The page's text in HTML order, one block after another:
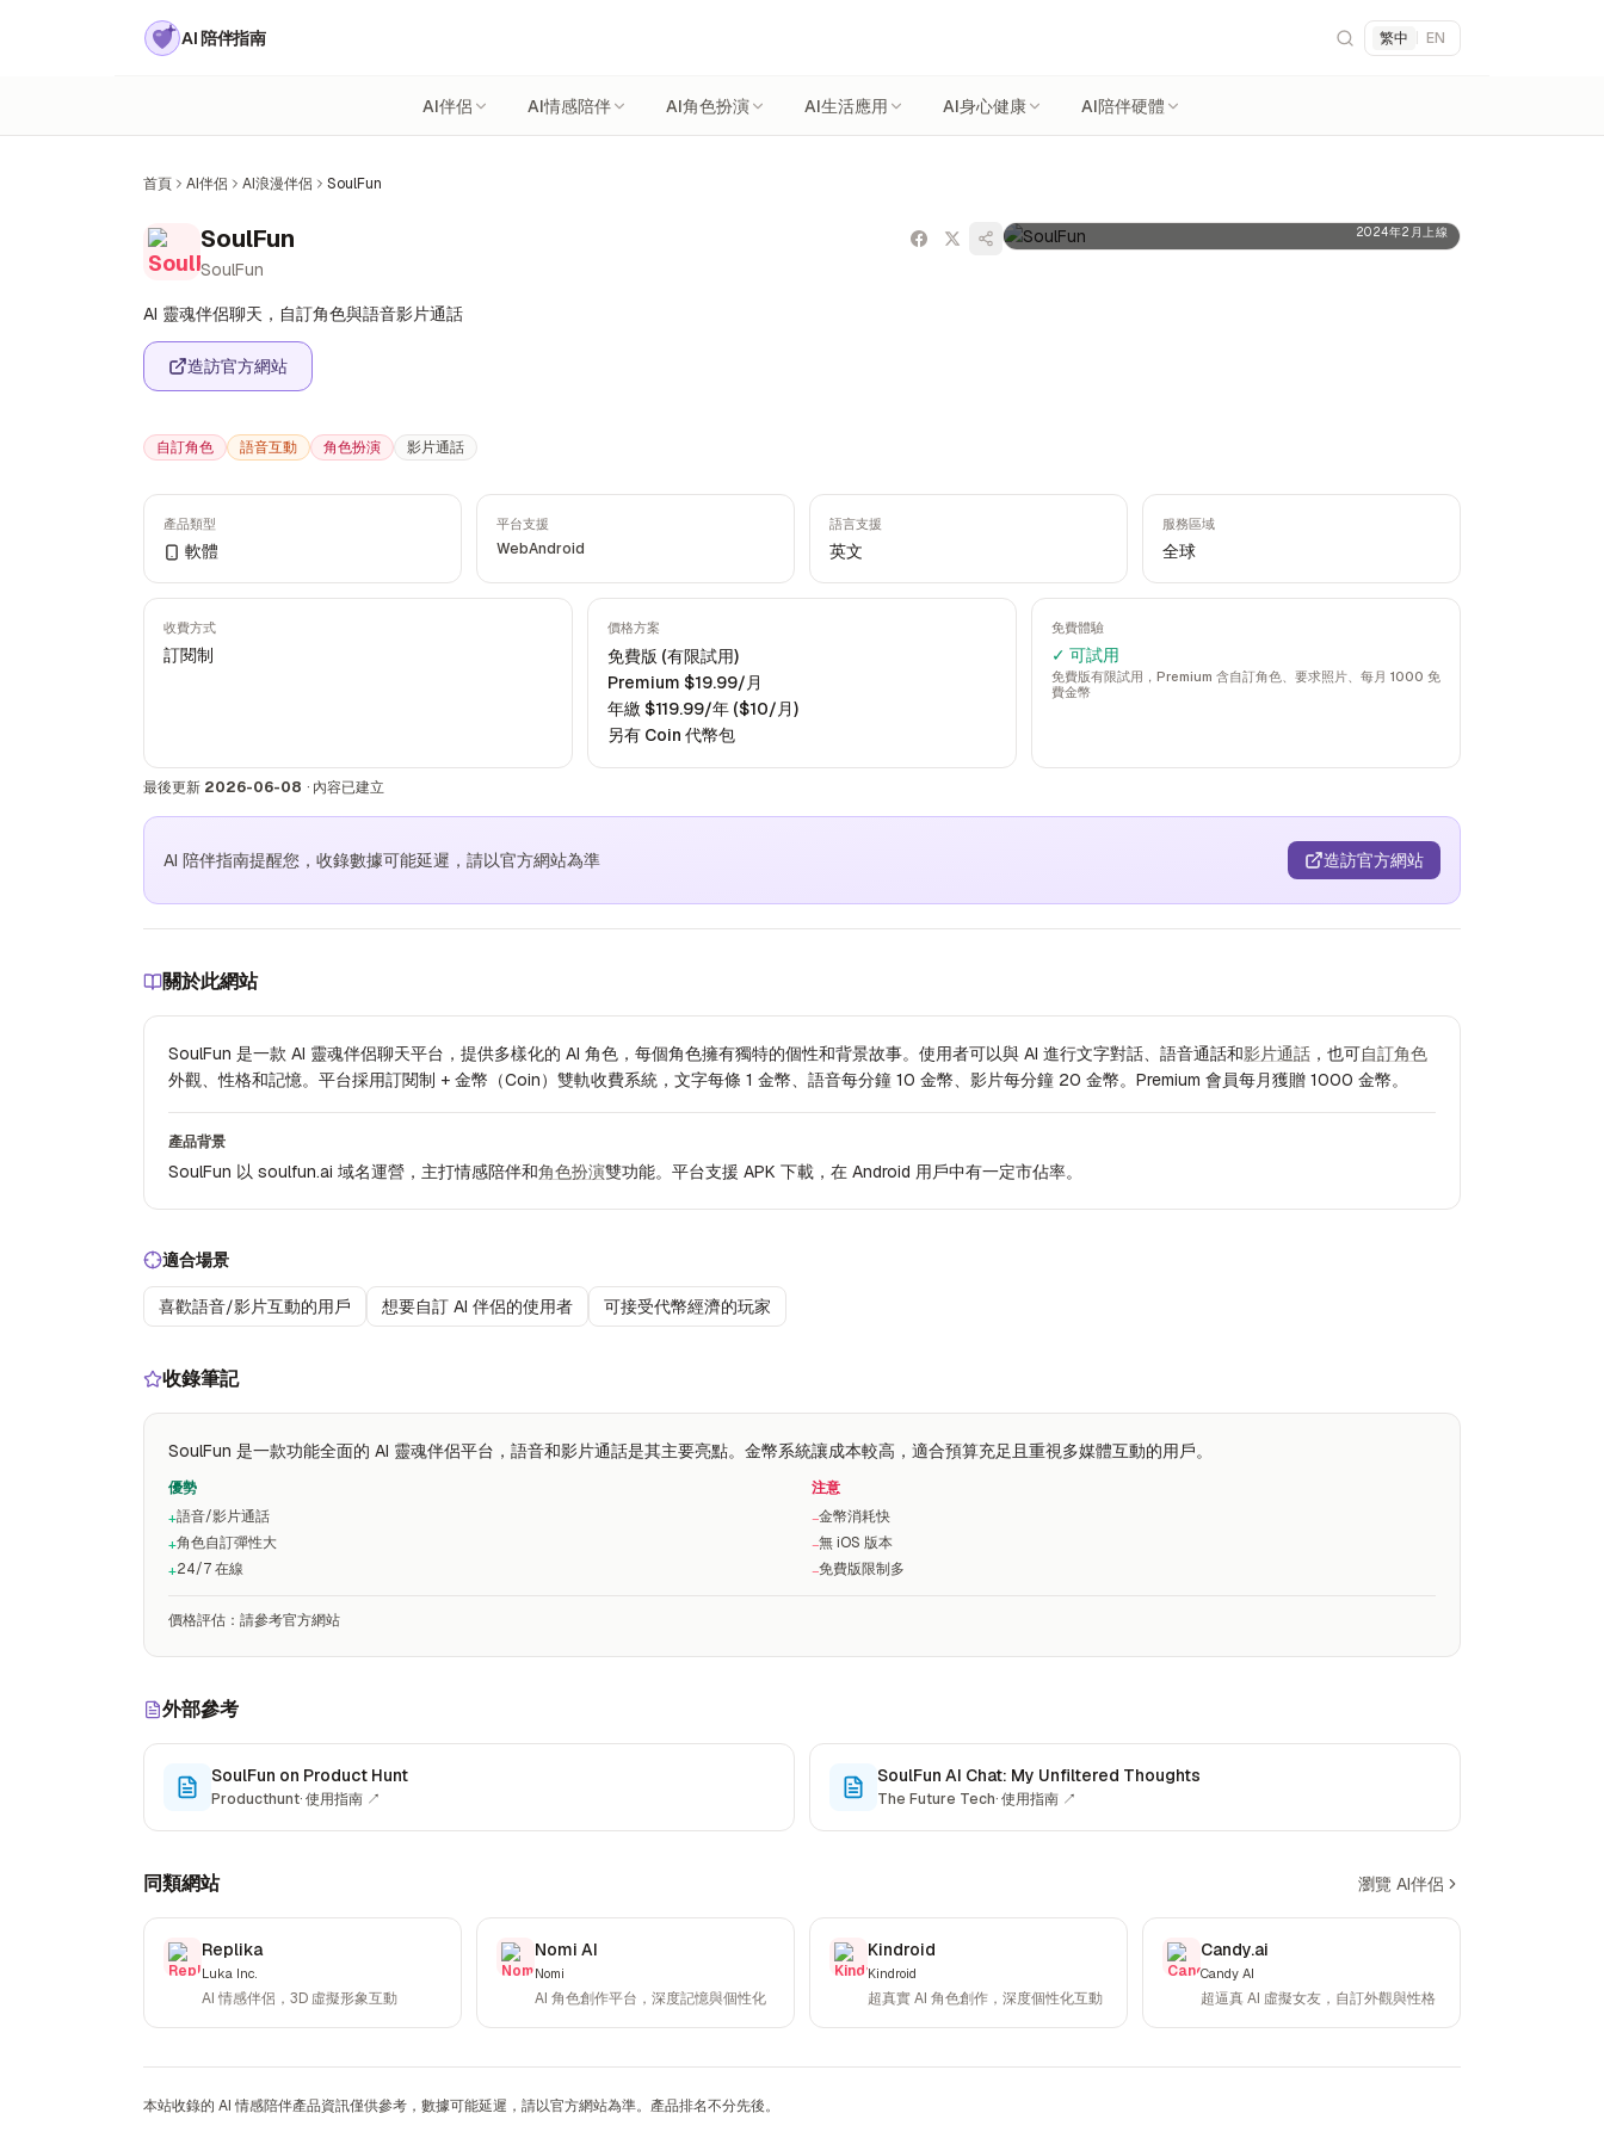
AI 陪伴指南 繁中 | EN
AI伴侶 AI情感陪伴 AI角色扮演 AI生活應用 AI身心健康 AI陪伴硬體
首頁 AI伴侶 AI浪漫伴侶 SoulFun
SoulFun
SoulFun
AI 靈魂伴侶聊天，自訂角色與語音影片通話
造訪官方網站
自訂角色 語音互動 角色扮演 影片通話
2024年2月上線
產品類型
軟體
平台支援
WebAndroid
語言支援
英文
服務區域
全球
收費方式
訂閱制
價格方案
免費版 (有限試用)
Premium $19.99/月
年繳 $119.99/年 ($10/月)
另有 Coin 代幣包
免費體驗
✓ 可試用
免費版有限試用，Premium 含自訂角色、要求照片、每月 1000 免
費金幣
最後更新 2026-06-08 · 內容已建立
AI 陪伴指南提醒您，收錄數據可能延遲，請以官方網站為準 造訪官方網站
關於此網站
SoulFun 是一款 AI 靈魂伴侶聊天平台，提供多樣化的 AI 角色，每個角色擁有獨特的個性和背景故事。使用者可以與 AI 進行文字對話、語音通話和影片通話 ，也可自訂角色
外觀、性格和記憶。平台採用訂閱制 + 金幣（Coin）雙軌收費系統，文字每條 1 金幣、語音每分鐘 10 金幣、影片每分鐘 20 金幣。Premium 會員每月獲贈 1000 金幣。
產品背景
SoulFun 以 soulfun.ai 域名運營，主打情感陪伴和角色扮演雙功能。平台支援 APK 下載，在 Android 用戶中有一定市佔率。
適合場景
喜歡語音/影片互動的用戶 想要自訂 AI 伴侶的使用者 可接受代幣經濟的玩家
收錄筆記
SoulFun 是一款功能全面的 AI 靈魂伴侶平台，語音和影片通話是其主要亮點。金幣系統讓成本較高，適合預算充足且重視多媒體互動的用戶。
優勢
+語音/影片通話
+角色自訂彈性大
+24/7 在線
注意
−金幣消耗快
−無 iOS 版本
−免費版限制多
價格評估 ： 請參考官方網站
外部參考
SoulFun on Product Hunt
Producthunt·使用指南 ↗
SoulFun AI Chat: My Unfiltered Thoughts
The Future Tech·使用指南 ↗
同類網站 瀏覽 AI伴侶
Replika
Luka Inc.
AI 情感伴侶，3D 虛擬形象互動
Nomi AI
Nomi
AI 角色創作平台，深度記憶與個性化
Kindroid
Kindroid
超真實 AI 角色創作，深度個性化互動
Candy.ai
Candy AI
超逼真 AI 虛擬女友，自訂外觀與性格
本站收錄的 AI 情感陪伴產品資訊僅供參考，數據可能延遲，請以官方網站為準。產品排名不分先後。